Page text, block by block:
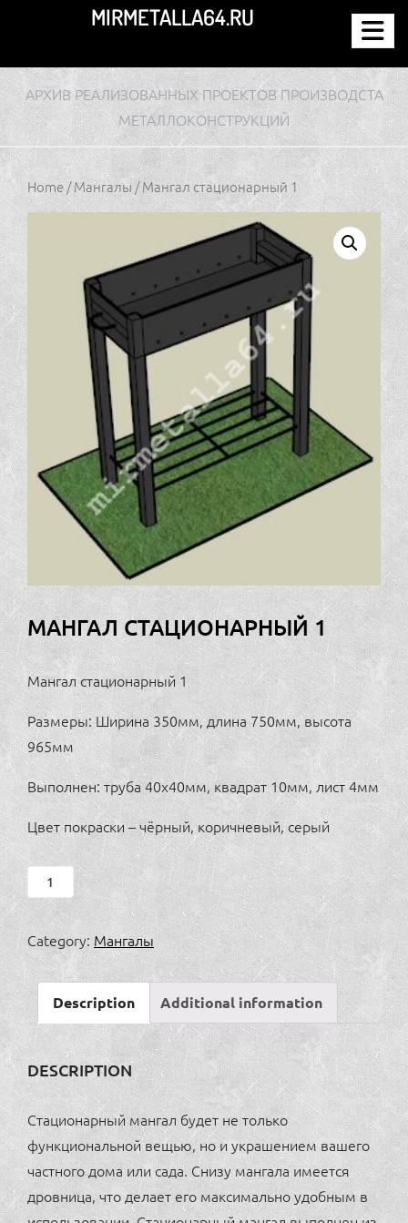
содержимому
MIRMETALLA64.RU
АРХИВ РЕАЛИЗОВАННЫХ ПРОЕКТОВ ПРОИЗВОДСТА
МЕТАЛЛОКОНСТРУКЦИЙ
Home/Мангалы/ Мангал стационарный 1
МАНГАЛ СТАЦИОНАРНЫЙ 1
Мангал стационарный 1
Размеры: Ширина 350мм, длина 750мм, высота
965мм
Выполнен: труба 40х40мм, квадрат 10мм, лист 4мм
Цвет покраски – чёрный, коричневый, серый
Мангал
стационарный
quantity
Category:Мангалы
Description Additional information
DESCRIPTION
Стационарный мангал будет не только
функциональной вещью, но и украшением вашего
частного дома или сада. Снизу мангала имеется
дровница, что делает его максимально удобным в